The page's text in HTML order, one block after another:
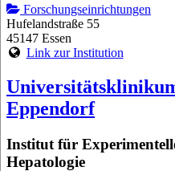
Forschungseinrichtungen
Hufelandstraße 55
45147 Essen
Link zur Institution
Eppendorf
Institut für
Hepatologie